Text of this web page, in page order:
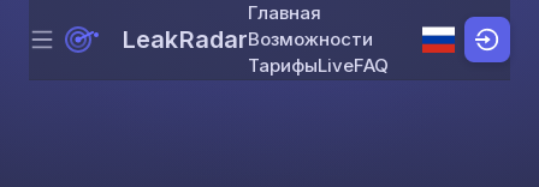
Skip to content
Menu LeakRadar
Главная
Возможности
ТарифыLiveFAQ